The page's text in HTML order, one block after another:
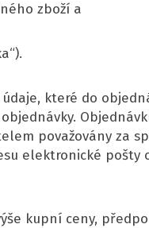
zboží a
které do
považovány za
elektronické pošty
kupní ceny,